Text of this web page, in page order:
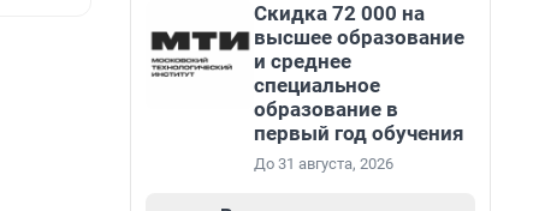
Скидка 72 000 на
высшее образование
и среднее
специальное
образование в
первый год обучения
До 31 августа, 2026